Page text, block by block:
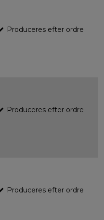
Produceres efter ordre
Produceres efter ordre
Produceres efter ordre